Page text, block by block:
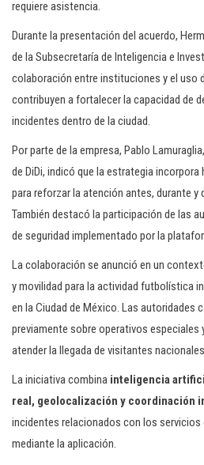
requiere asistencia.
Durante la presentación del acuerdo,
de la Subsecretaría de Inteligencia e
colaboración entre instituciones y el uso
contribuyen a fortalecer la capacidad de
incidentes dentro de la ciudad.
Por parte de la empresa, Pablo
de DiDi, indicó que la estrategia
para reforzar la atención antes, durante y
También destacó la participación de las
de seguridad implementado por la
La colaboración se anunció en un
y movilidad para la actividad futbolística
en la Ciudad de México. Las autoridades
previamente sobre operativos especiales
atender la llegada de visitantes
La iniciativa combina inteligencia
real, geolocalización y coordinación
incidentes relacionados con los
mediante la aplicación.